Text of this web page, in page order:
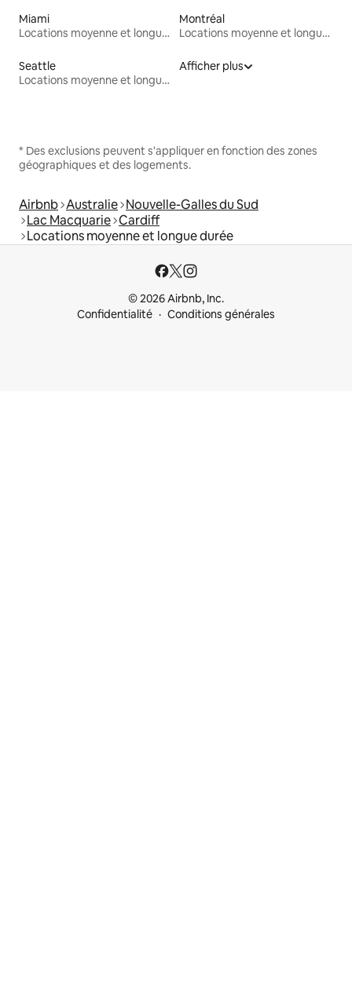
Miami
Locations moyenne et longue durée
Montréal
Locations moyenne et longue durée
Seattle
Locations moyenne et longue durée
Afficher plus
* Des exclusions peuvent s'appliquer en fonction des zones
géographiques et des logements.
Airbnb Australie Nouvelle-Galles du Sud
Lac Macquarie Cardiff
Locations moyenne et longue durée
© 2026 Airbnb, Inc.
Confidentialité
Conditions générales